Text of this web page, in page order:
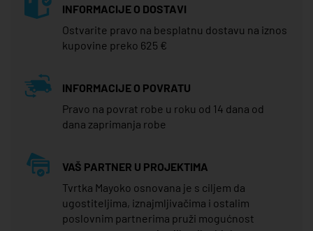
INFORMACIJE O DOSTAVI
Ostvarite pravo na besplatnu dostavu na iznos
kupovine preko 625 €
INFORMACIJE O POVRATU
Pravo na povrat robe u roku od 14 dana od
dana zaprimanja robe
VAŠ PARTNER U PROJEKTIMA
Tvrtka Mayoko osnovana je s ciljem da
ugostiteljima, iznajmljivačima i ostalim
poslovnim partnerima pruži mogućnost